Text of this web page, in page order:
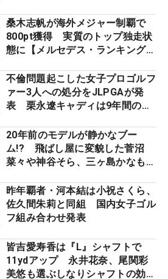
桑木志帆が海外メジャー制覇で
800pt獲得 実質のトップ独走状
態に【メルセデス・ランキング番
不倫問題起こした女子プロゴルフ
ァー3人への処分をJLPGAが発
表 栗永遼キャディは9年間の立
20年前のモデルが静かなブー
ム!? 飛ばし屋に変貌した菅沼
菜々や神谷そら、三ヶ島かなも使
ロたちの“飛ばしギア”】
昨年覇者・河本結は小祝さくら、
佐久間朱莉と同組 国内女子ゴル
フ組み合わせ発表
皆吉愛寿香は『L』シャフトで
11ydアップ 永井花奈、尾関彩
美悠も選ぶしなりシャフトの効果